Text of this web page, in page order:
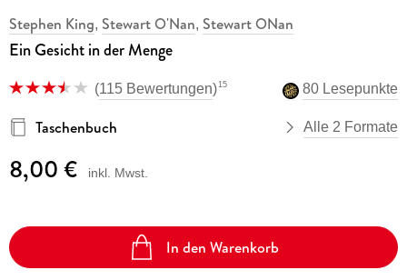
Stephen King, Stewart O'Nan, Stewart ONan
Ein Gesicht in der Menge
(115 Bewertungen)15 80 Lesepunkte
Taschenbuch Alle 2 Formate
8,00 € inkl. Mwst.
In den Warenkorb